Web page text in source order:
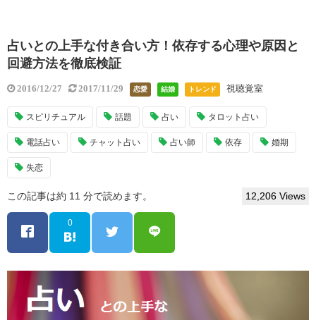
占いとの上手な付き合い方！依存する心理や原因と
回避方法を徹底検証
2016/12/27 2017/11/29 恋愛 結婚 トレンド 視聴覚室
スピリチュアル 話題 占い タロット占い
電話占い チャット占い 占い師 依存 婚期
失恋
この記事は約 11 分で読めます。 12,206 Views
0